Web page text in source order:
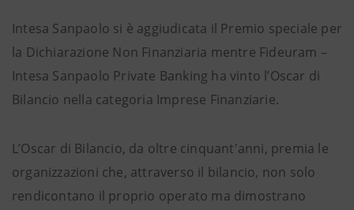
Intesa Sanpaolo si è aggiudicata il Premio speciale per
la Dichiarazione Non Finanziaria mentre Fideuram –
Intesa Sanpaolo Private Banking ha vinto l’Oscar di
Bilancio nella categoria Imprese Finanziarie.
L’Oscar di Bilancio, da oltre cinquant'anni, premia le
organizzazioni che, attraverso il bilancio, non solo
rendicontano il proprio operato ma dimostrano